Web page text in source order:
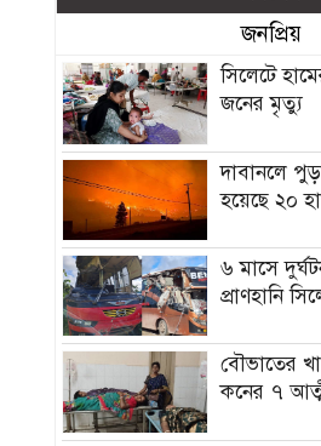
জনপ্রিয়
সিলেটে
জনের মৃত্যু
দাবানলে
হয়েছে ২০
৬ মাসে
প্রাণহানি
বৌভাতের
কনের ৭